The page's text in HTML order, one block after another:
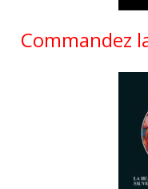
Commandez